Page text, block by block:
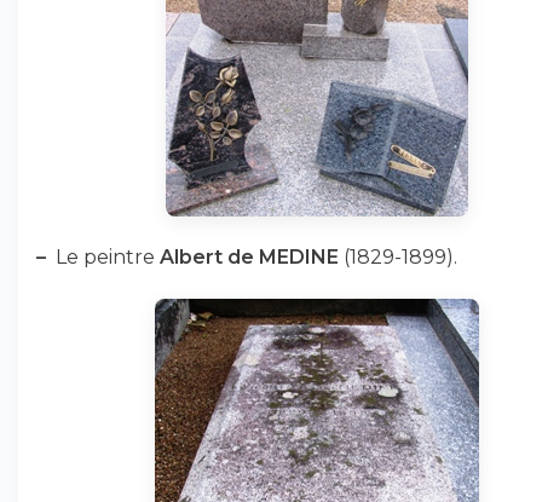
– Le peintre Albert de MEDINE (1829-1899).